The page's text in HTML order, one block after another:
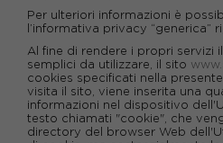
Per ulteriori informazioni è
l’informativa privacy “generica”
Al fine di rendere i propri servizi
semplici da utilizzare, il sito
cookies specificati nella
visita il sito, viene inserita una
informazioni nel dispositivo
testo chiamati "cookie", che
directory del browser Web